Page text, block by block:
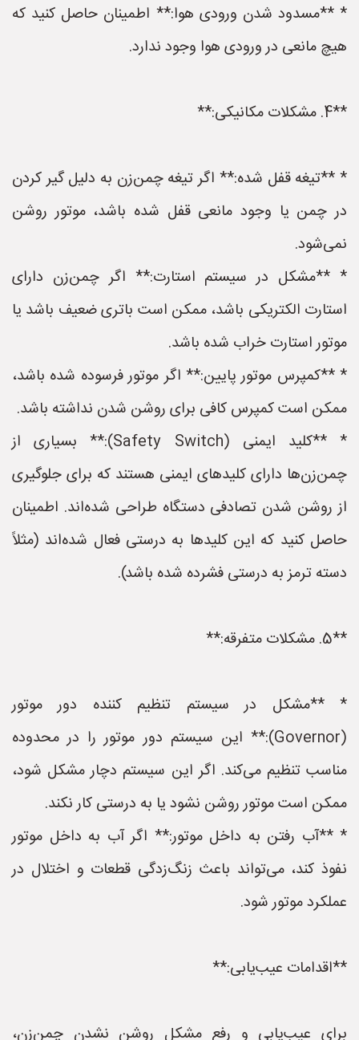
* **مسدود شدن ورودی هوا:** اطمینان حاصل کنید که
هیچ مانعی در ورودی هوا وجود ندارد.
**4. مشکلات مکانیکی:**
* **تیغه قفل شده:** اگر تیغه چمن‌زن به دلیل گیر کردن
در چمن یا وجود مانعی قفل شده باشد، موتور روشن
نمی‌شود.
* **مشکل در سیستم استارت:** اگر چمن‌زن دارای
استارت الکتریکی باشد، ممکن است باتری ضعیف باشد یا
موتور استارت خراب شده باشد.
* **کمپرس موتور پایین:** اگر موتور فرسوده شده باشد،
ممکن است کمپرس کافی برای روشن شدن نداشته باشد.
* **کلید ایمنی (Safety Switch):** بسیاری از
چمن‌زن‌ها دارای کلیدهای ایمنی هستند که برای جلوگیری
از روشن شدن تصادفی دستگاه طراحی شده‌اند. اطمینان
حاصل کنید که این کلیدها به درستی فعال شده‌اند (مثلاً
دسته ترمز به درستی فشرده شده باشد).
**5. مشکلات متفرقه:**
* **مشکل در سیستم تنظیم کننده دور موتور
(Governor):** این سیستم دور موتور را در محدوده
مناسب تنظیم می‌کند. اگر این سیستم دچار مشکل شود،
ممکن است موتور روشن نشود یا به درستی کار نکند.
* **آب رفتن به داخل موتور:** اگر آب به داخل موتور
نفوذ کند، می‌تواند باعث زنگ‌زدگی قطعات و اختلال در
عملکرد موتور شود.
**اقدامات عیب‌یابی:**
برای عیب‌یابی و رفع مشکل روشن نشدن چمن‌زن،